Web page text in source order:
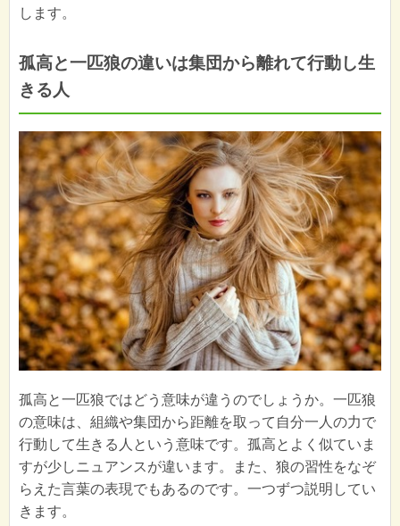
します。
孤高と一匹狼の違いは集団から離れて行動し生
きる人
孤高と一匹狼ではどう意味が違うのでしょうか。一匹狼
の意味は、組織や集団から距離を取って自分一人の力で
行動して生きる人という意味です。孤高とよく似ていま
すが少しニュアンスが違います。また、狼の習性をなぞ
らえた言葉の表現でもあるのです。一つずつ説明してい
きます。